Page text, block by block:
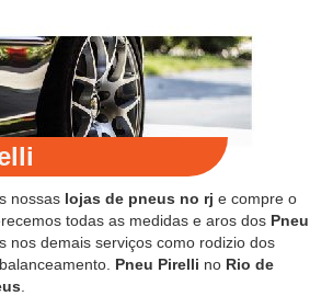
nossas lojas de pneus no rj e compre o
todas as medidas e aros dos Pneu
nos demais serviços como rodizio dos
Pneu Pirelli no Rio de